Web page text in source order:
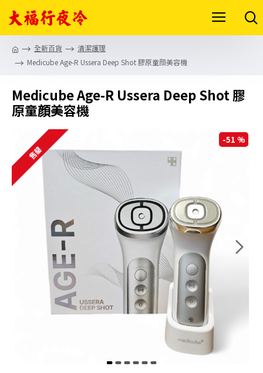
全新百貨
清潔護理
Medicube Age-R Ussera Deep Shot 膠原童顔美容機
Medicube Age-R Ussera Deep Shot 膠
原童顔美容機
-51 %
售罄